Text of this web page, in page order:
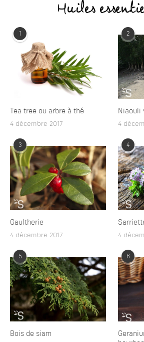
Huiles
1
Tea tree ou arbre à thé
4 décembre 2017
2
Niaouli
4
3
Gaultherie
4 décembre 2017
4
4
5
Bois de siam
6